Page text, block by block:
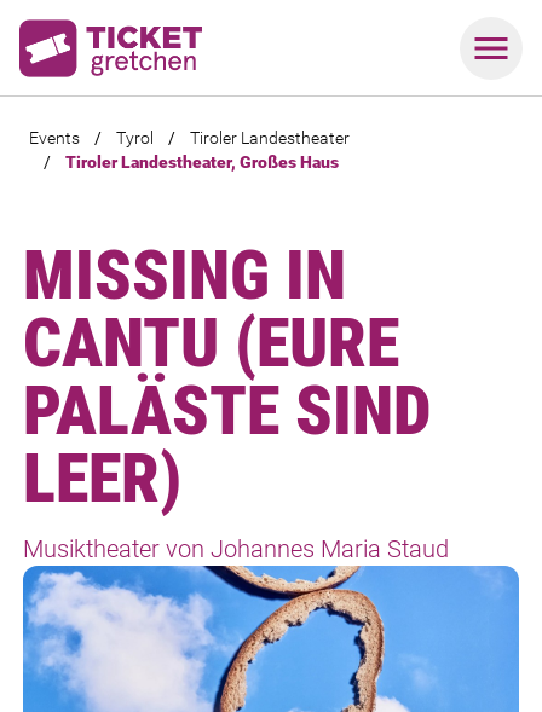
Events / Tyrol /
Tiroler Landestheater
/
Tiroler Landestheater, Großes Haus
MISSING IN
CANTU (EURE
PALÄSTE SIND
LEER)
Musiktheater von Johannes Maria Staud